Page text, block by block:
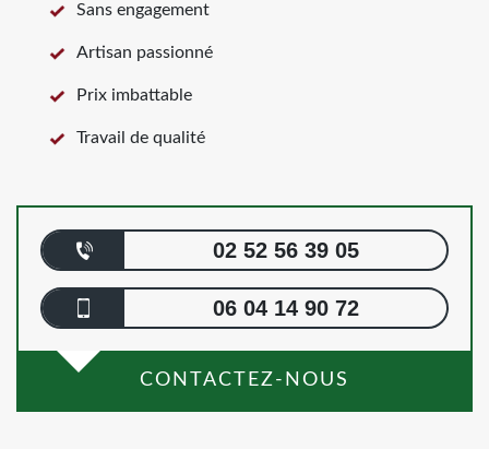
Sans engagement
Artisan passionné
Prix imbattable
Travail de qualité
02 52 56 39 05
06 04 14 90 72
CONTACTEZ-NOUS